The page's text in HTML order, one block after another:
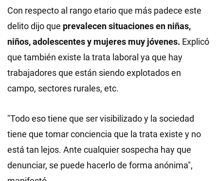
Con respecto al rango etario que más padece este
delito dijo que prevalecen situaciones en niñas,
niños, adolescentes y mujeres muy jóvenes. Explicó
que también existe la trata laboral ya que hay
trabajadores que están siendo explotados en
campo, sectores rurales, etc.
"Todo eso tiene que ser visibilizado y la sociedad
tiene que tomar conciencia que la trata existe y no
está tan lejos. Ante cualquier sospecha hay que
denunciar, se puede hacerlo de forma anónima",